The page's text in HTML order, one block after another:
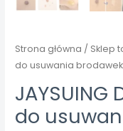
Strona główna / Sklep
do usuwania brodawek
JAYSUING
do